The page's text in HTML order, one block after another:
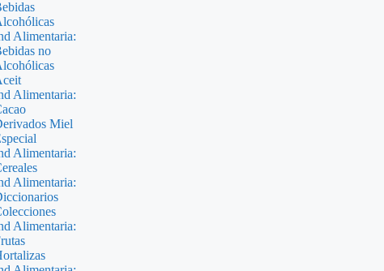
Alimentaria:
no
Alimentaria:
Miel
Alimentaria:
Alimentaria:
Alimentaria: